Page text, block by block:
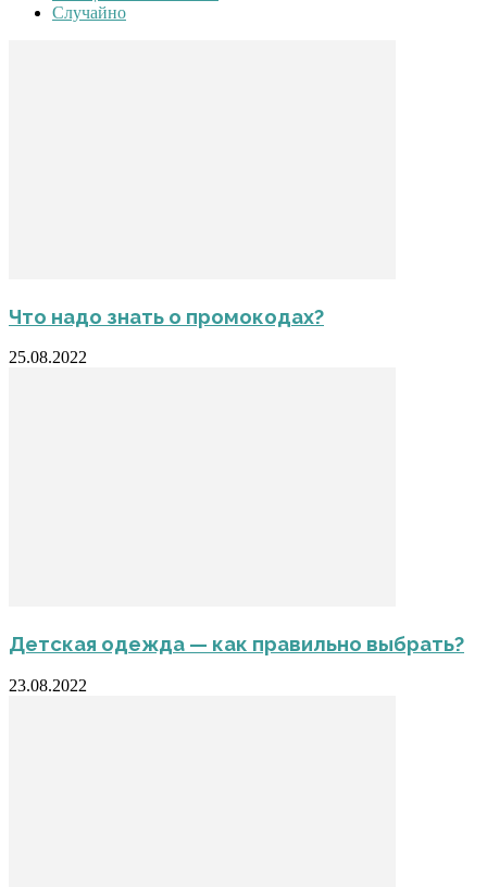
Случайно
Что надо знать о промокодах?
25.08.2022
Детская одежда — как правильно выбрать?
23.08.2022